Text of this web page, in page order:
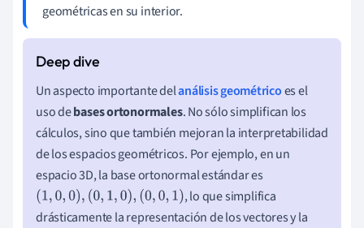
geométricas en su interior.
Un aspecto importante delanálisis geométricoes el
uso debases ortonormales. No sólo simplifican los
cálculos, sino que también mejoran la interpretabilidad
de los espacios geométricos. Por ejemplo, en un
espacio 3D, la base ortonormal estándar es
(1,0,0),(0, 1,0) ,(0,0,1 )
, lo que simplifica
drásticamente la representación de los vectores y la